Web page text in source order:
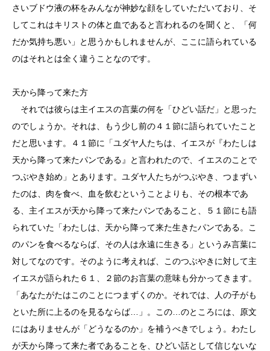
さいブドウ液の杯をみんなが神妙な顔をしていただいており、そ
してこれはキリストの体と血であると言われるのを聞くと、「何
だか気持ち悪い」と思うかもしれませんが、ここに語られている
のはそれとは全く違うことなのです。
天から降って来た方
それでは彼らは主イエスの言葉の何を「ひどい話だ」と思った
のでしょうか。それは、もう少し前の４１節に語られていたこと
だと思います。４１節に「ユダヤ人たちは、イエスが『わたしは
天から降って来たパンである』と言われたので、イエスのことで
つぶやき始め」とあります。ユダヤ人たちがつぶやき、つまずい
たのは、肉を食べ、血を飲むということよりも、その根本であ
る、主イエスが天から降って来たパンであること、５１節にも語
られていた「わたしは、天から降って来た生きたパンである。こ
のパンを食べるならば、その人は永遠に生きる」というみ言葉に
対してなのです。そのように考えれば、このつぶやきに対して主
イエスが語られた６１、２節のお言葉の意味も分かってきます。
「あなたがたはこのことにつまずくのか。それでは、人の子がも
といた所に上るのを見るならば…」。この…のところには、原文
にはありませんが「どうなるのか」を補うべきでしょう。わたし
が天から降って来た者であることを、ひどい話として信じないな